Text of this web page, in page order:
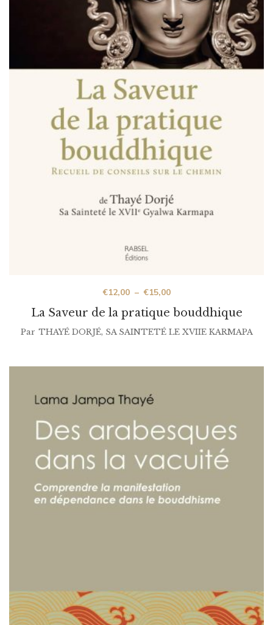
La Saveur de la pratique bouddhique
€12,00 – €15,00
Par THAYÉ DORJÉ, SA SAINTETÉ LE XVIIE KARMAPA